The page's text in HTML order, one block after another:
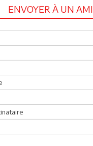
ENVOYER À UN AMI